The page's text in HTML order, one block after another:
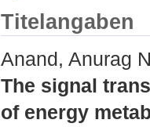
Titelangaben
Anand, Anurag
The signal
of energy